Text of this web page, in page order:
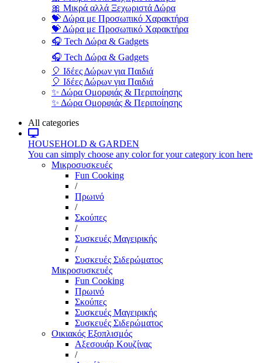
🎀 Μικρά αλλά Ξεχωριστά Δώρα
💝 Δώρα με Προσωπικό Χαρακτήρα
💝 Δώρα με Προσωπικό Χαρακτήρα
🎧 Tech Δώρα & Gadgets
🎧 Tech Δώρα & Gadgets
🎈 Ιδέες Δώρων για Παιδιά
🎈 Ιδέες Δώρων για Παιδιά
✨ Δώρα Ομορφιάς & Περιποίησης
✨ Δώρα Ομορφιάς & Περιποίησης
All categories
HOUSEHOLD & GARDEN
You can simply choose any color for your category icon here
Μικροσυσκευές
Fun Cooking
/
Πρωινό
/
Σκούπες
/
Συσκευές Μαγειρικής
/
Συσκευές Σιδερώματος
Μικροσυσκευές
Fun Cooking
Πρωινό
Σκούπες
Συσκευές Μαγειρικής
Συσκευές Σιδερώματος
Οικιακός Εξοπλισμός
Αξεσουάρ Κουζίνας
/